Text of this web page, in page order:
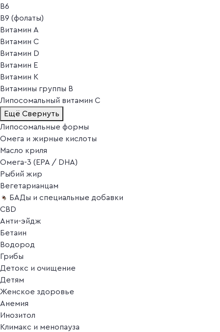
В6
В9 (фолаты)
Витамин A
Витамин C
Витамин D
Витамин E
Витамин K
Витамины группы B
Липосомальный витамин C
Ещё Свернуть
Липосомальные формы
Омега и жирные кислоты
Масло криля
Омега-3 (EPA / DHA)
Рыбий жир
Вегетарианцам
БАДы и специальные добавки
CBD
Анти-эйдж
Бетаин
Водород
Грибы
Детокс и очищение
Детям
Женское здоровье
Анемия
Инозитол
Климакс и менопауза